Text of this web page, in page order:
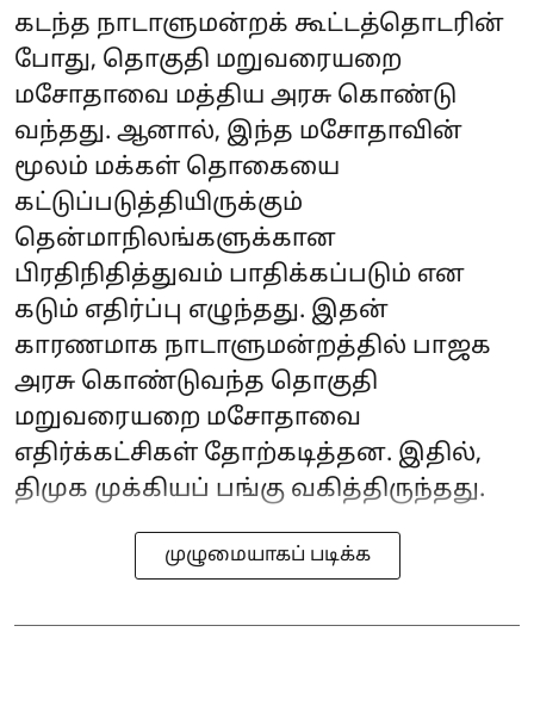
கடந்த நாடாளுமன்றக் கூட்டத்தொடரின்
போது, தொகுதி மறுவரையறை
மசோதாவை மத்திய அரசு கொண்டு
வந்தது. ஆனால், இந்த மசோதாவின்
மூலம் மக்கள் தொகையை
கட்டுப்படுத்தியிருக்கும்
தென்மாநிலங்களுக்கான
பிரதிநிதித்துவம் பாதிக்கப்படும் என
கடும் எதிர்ப்பு எழுந்தது. இதன்
காரணமாக நாடாளுமன்றத்தில் பாஜக
அரசு கொண்டுவந்த தொகுதி
மறுவரையறை மசோதாவை
எதிர்க்கட்சிகள் தோற்கடித்தன. இதில்,
திமுக முக்கியப் பங்கு வகித்திருந்தது.
முழுமையாகப் படிக்க